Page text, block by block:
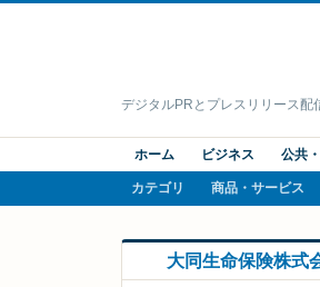
デジタルPRとプレスリリース配
ホーム ビジネス 公共
カテゴリ 商品・サービス
大同生命保険株式